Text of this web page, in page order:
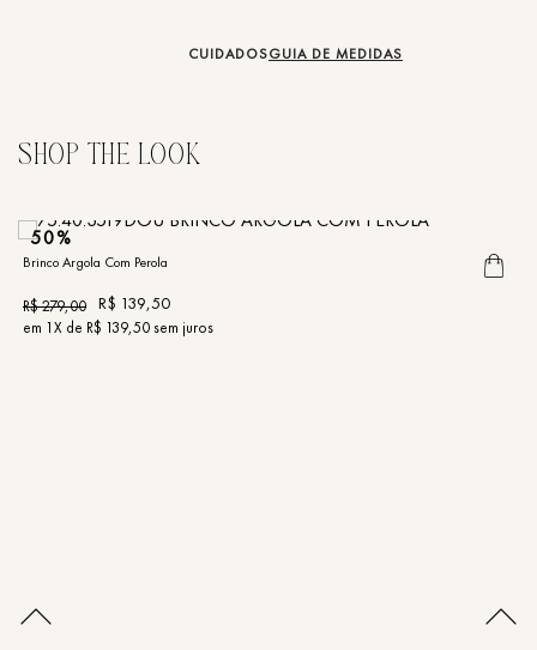
CUIDADOSGUIA DE MEDIDAS
50%
Brinco Argola Com Perola
R$279,00 R$ 139,50
em 1X de R$ 139,50sem juros